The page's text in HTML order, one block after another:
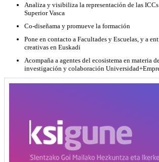
Analiza y visibiliza la representación de las
Superior Vasca
Co-diseñama y promueve la formación
Pone en contacto a Facultades y Escuelas, y a
creativas en Euskadi
Acompaña a agentes del ecosistema en materia
investigación y colaboración